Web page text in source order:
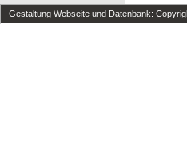
Gestaltung Webseite und Datenbank: